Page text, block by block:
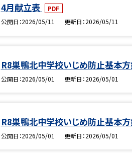
4月献立表
PDF
公開日 2026/05/11 更新日 2026/05/11
R8巣鴨北中学校いじめ防止基本方
公開日 2026/05/01 更新日 2026/05/01
R8巣鴨北中学校いじめ防止基本方
公開日 2026/05/01 更新日 2026/05/01